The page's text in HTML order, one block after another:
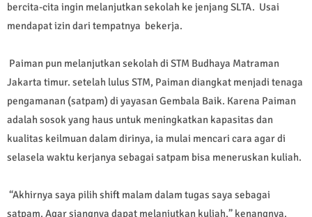
bercita-cita ingin melanjutkan sekolah ke jenjang SLTA. Usai
mendapat izin dari tempatnya bekerja.
Paiman pun melanjutkan sekolah di STM Budhaya Matraman
Jakarta timur. setelah lulus STM, Paiman diangkat menjadi tenaga
pengamanan (satpam) di yayasan Gembala Baik. Karena Paiman
adalah sosok yang haus untuk meningkatkan kapasitas dan
kualitas keilmuan dalam dirinya, ia mulai mencari cara agar di
selasela waktu kerjanya sebagai satpam bisa meneruskan kuliah.
“Akhirnya saya pilih shift malam dalam tugas saya sebagai
satpam. Agar siangnya dapat melanjutkan kuliah,” kenangnya.